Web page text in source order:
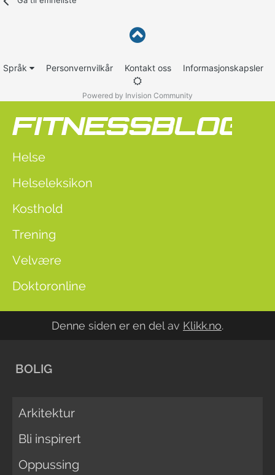
Språk Personvernvilkår Kontakt oss Informasjonskapsler
Powered by Invision Community
Helse
Helseleksikon
Kosthold
Trening
Velvære
Doktoronline
Denne siden er en del av Klikk.no.
BOLIG
Arkitektur
Bli inspirert
Oppussing